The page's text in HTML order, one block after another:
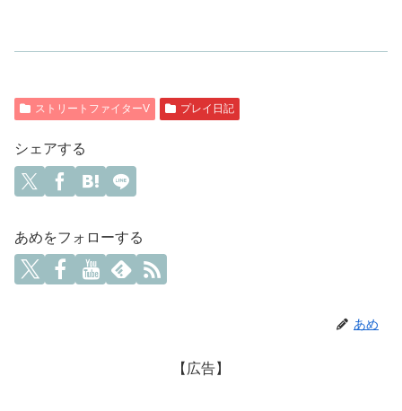
ストリートファイターV プレイ日記
シェアする
あめをフォローする
あめ
【広告】